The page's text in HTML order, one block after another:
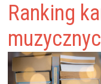
Ranking